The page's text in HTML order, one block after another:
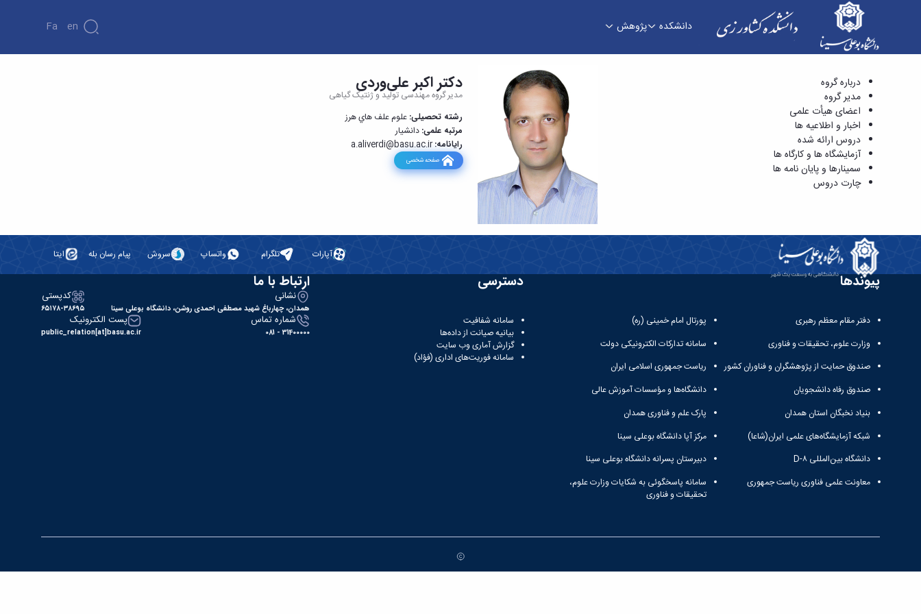
دانشکده پژوهش Fa En
مدیر گروه - دانشکده کشاورزی
درباره گروه
مدیر گروه
اعضای هیأت علمی
اخبار و اطلاعیه ها
دروس ارائه شده
آزمایشگاه ها و کارگاه ها
سمینارها و پایان نامه ها
چارت دروس
دکتر اکبر علی‌وردی
مدیر گروه مهندسی تولید و ژنتیک گیاهی
رشته تحصیلی: علوم علف هاي هرز
مرتبه علمی: دانشیار
رایانامه: a.aliverdi@basu.ac.ir
صفحه شخصی
آپارات تلگرام واتساپ سروش پیام رسان بله ایتا
پیوندها
دفتر مقام معظم رهبری
وزارت علوم، تحقیقات و فناوری
صندوق حمایت از پژوهشگران و فناوران کشور
صندوق رفاه دانشجویان
بنیاد نخبگان استان همدان
شبکه آزمایشگاه‌های علمی ایران(شاعا)
دانشگاه بین‌المللی D-۸
معاونت علمی فناوری ریاست جمهوری
پورتال امام خمینی (ره)
سامانه تدارکات الکترونیکی دولت
ریاست جمهوری اسلامی ایران
دانشگاه‌ها و مؤسسات آموزش عالی
پارک علم و فناوری همدان
مرکز آپا دانشگاه بوعلی سینا
دبیرستان پسرانه دانشگاه بوعلی سینا
سامانه پاسخگوئی به شکایات وزارت علوم،
تحقیقات و فناوری
دسترسی
سامانه شفافیت
بیانیه صیانت از داده‌ها
گزارش آماری وب‌ سایت
سامانه فوریت‌های اداری (فؤاد)
ارتباط با ما
نشانی
همدان، چهارباغ شهید مصطفی احمدی روشن، دانشگاه بوعلی سینا
کدپستی
۶۵۱۷۸-۳۸۶۹۵
شماره تماس
31400000 - 081
پست الکترونیک
public_relation[at]basu.ac.ir